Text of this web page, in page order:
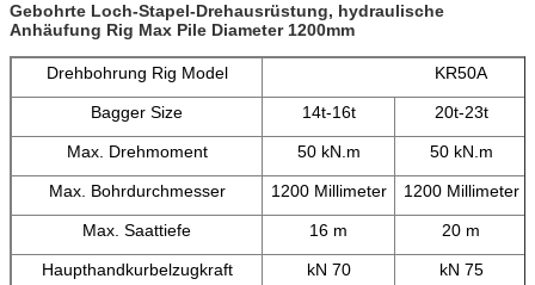
Gebohrte Loch-Stapel-Drehausrüstung, hydraulische
Anhäufung Rig Max Pile Diameter 1200mm
Drehbohrung Rig Model KR50A
Bagger Size 14t-16t 20t-23t
Max. Drehmoment 50 kN.m 50 kN.m
Max. Bohrdurchmesser 1200 Millimeter 1200 Millimeter
Max. Saattiefe 16 m 20 m
Haupthandkurbelzugkraft kN 70 kN 75